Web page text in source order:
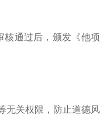
核通过后，颁发《他项
无关权限，防止道德风